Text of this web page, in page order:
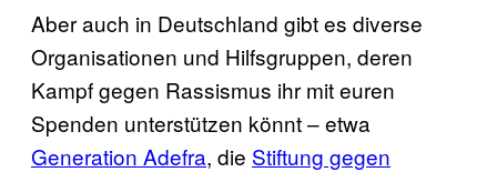
Aber auch in Deutschland gibt es diverse
Organisationen und Hilfsgruppen, deren
Kampf gegen Rassismus ihr mit euren
Spenden unterstützen könnt – etwa
Generation Adefra, die Stiftung gegen